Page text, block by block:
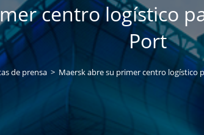
centro logístico
Port
de prensa > Maersk abre su primer centro logístico